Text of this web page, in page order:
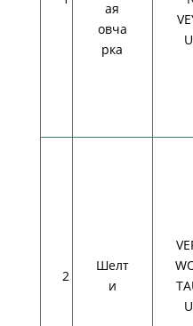
ая
овча
рка
2
Шелт
и